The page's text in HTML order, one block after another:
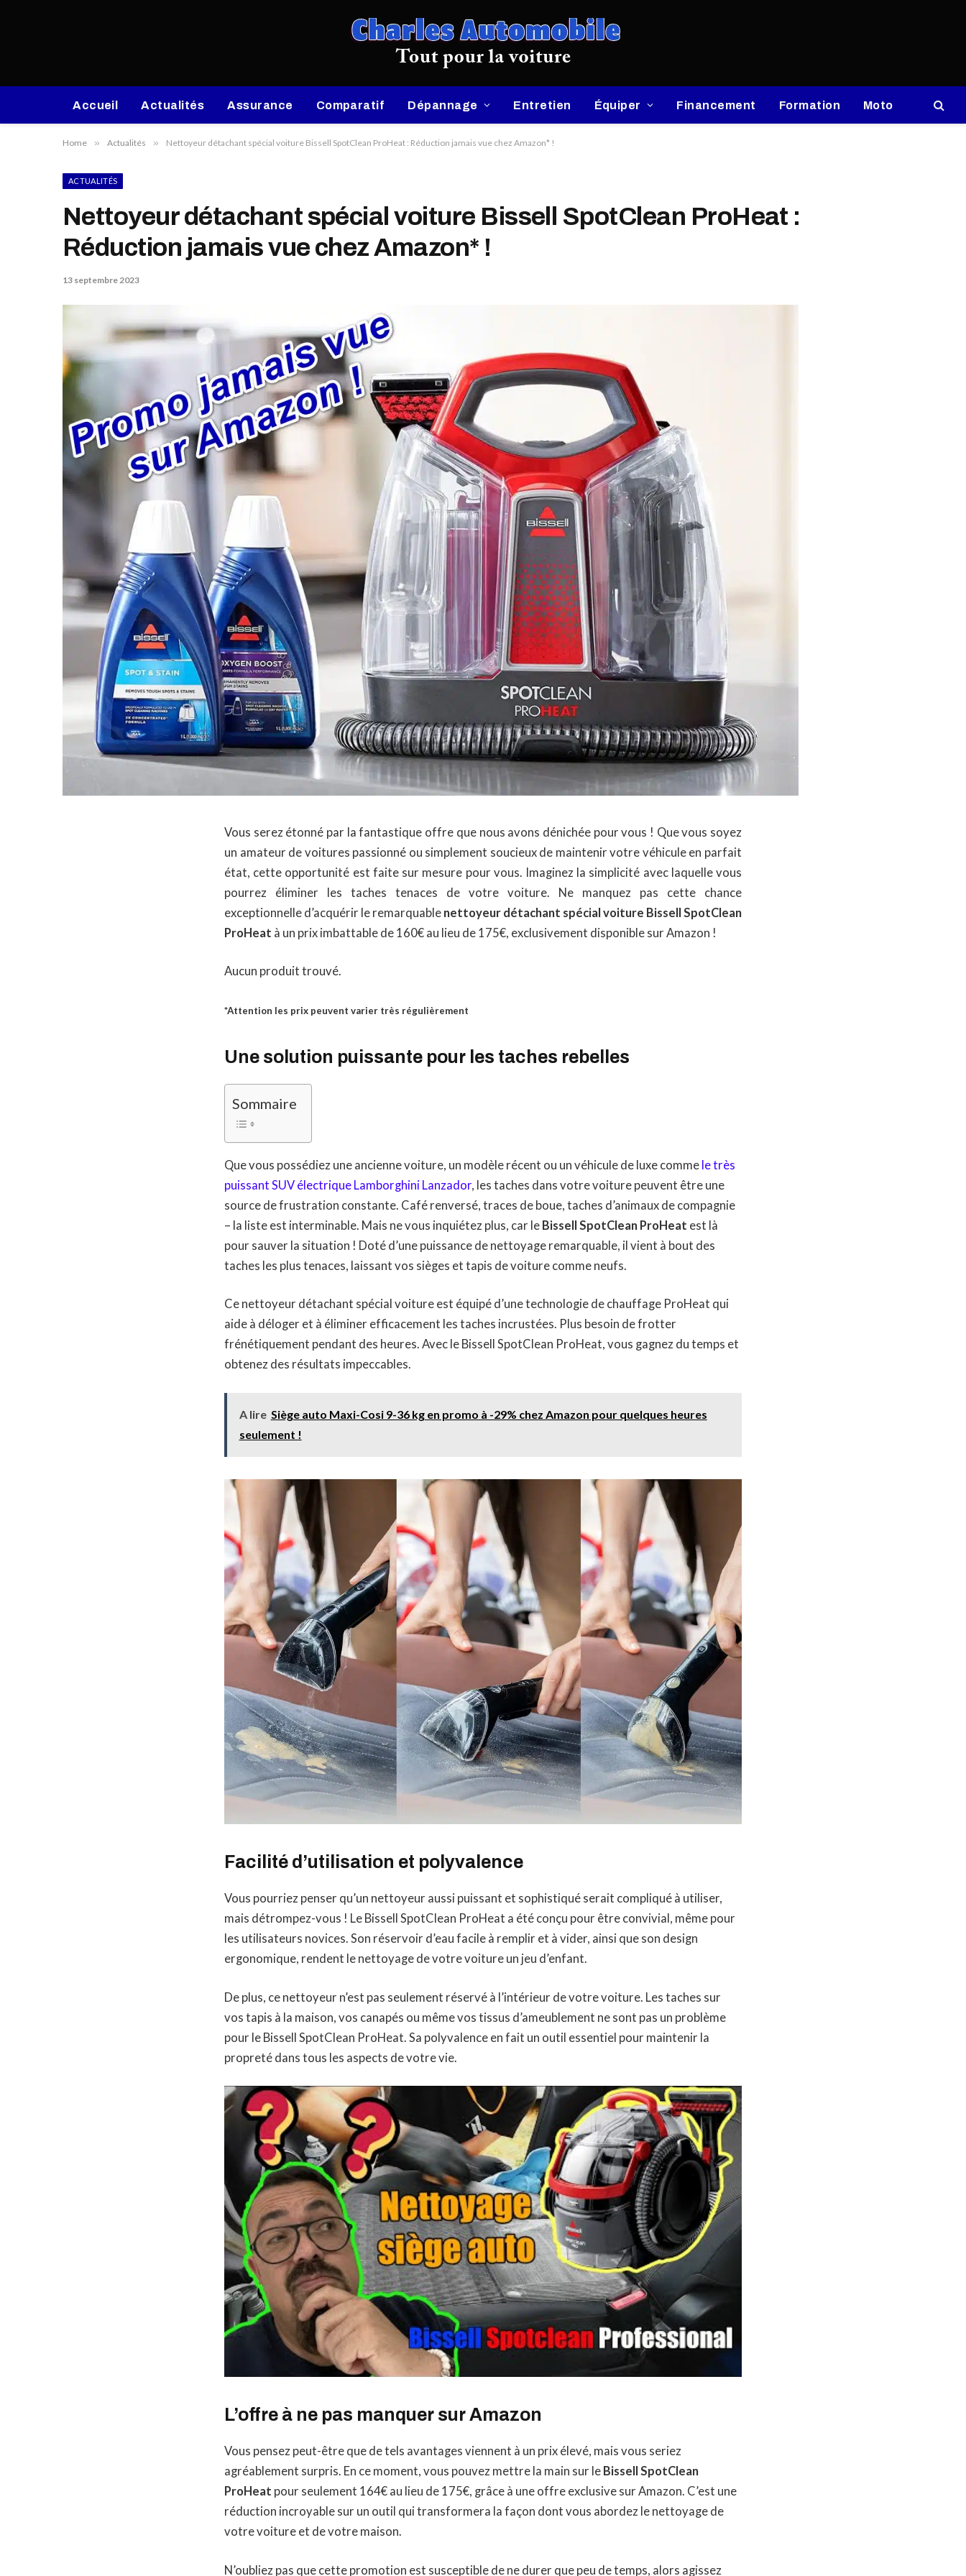
Accueil Actualités Assurance Comparatif Dépannage Entretien Équiper Financement Formation Moto
Home » Actualités » Nettoyeur détachant spécial voiture Bissell SpotClean ProHeat : Réduction jamais vue chez Amazon* !
ACTUALITÉS
Nettoyeur détachant spécial voiture Bissell SpotClean ProHeat :
Réduction jamais vue chez Amazon* !
13 septembre 2023
Vous serez étonné par la fantastique offre que nous avons dénichée pour vous ! Que vous soyez
un amateur de voitures passionné ou simplement soucieux de maintenir votre véhicule en parfait
état, cette opportunité est faite sur mesure pour vous. Imaginez la simplicité avec laquelle vous
pourrez éliminer les taches tenaces de votre voiture. Ne manquez pas cette chance
exceptionnelle d’acquérir le remarquable nettoyeur détachant spécial voiture Bissell SpotClean
ProHeat à un prix imbattable de 160€ au lieu de 175€, exclusivement disponible sur Amazon !
Aucun produit trouvé.
*Attention les prix peuvent varier très régulièrement
Une solution puissante pour les taches rebelles
Sommaire
Que vous possédiez une ancienne voiture, un modèle récent ou un véhicule de luxe comme le très
puissant SUV électrique Lamborghini Lanzador, les taches dans votre voiture peuvent être une
source de frustration constante. Café renversé, traces de boue, taches d’animaux de compagnie
– la liste est interminable. Mais ne vous inquiétez plus, car le Bissell SpotClean ProHeat est là
pour sauver la situation ! Doté d’une puissance de nettoyage remarquable, il vient à bout des
taches les plus tenaces, laissant vos sièges et tapis de voiture comme neufs.
Ce nettoyeur détachant spécial voiture est équipé d’une technologie de chauffage ProHeat qui
aide à déloger et à éliminer efficacement les taches incrustées. Plus besoin de frotter
frénétiquement pendant des heures. Avec le Bissell SpotClean ProHeat, vous gagnez du temps et
obtenez des résultats impeccables.
A lire Siège auto Maxi-Cosi 9-36 kg en promo à -29% chez Amazon pour quelques heures
seulement !
Facilité d’utilisation et polyvalence
Vous pourriez penser qu’un nettoyeur aussi puissant et sophistiqué serait compliqué à utiliser,
mais détrompez-vous ! Le Bissell SpotClean ProHeat a été conçu pour être convivial, même pour
les utilisateurs novices. Son réservoir d’eau facile à remplir et à vider, ainsi que son design
ergonomique, rendent le nettoyage de votre voiture un jeu d’enfant.
De plus, ce nettoyeur n’est pas seulement réservé à l’intérieur de votre voiture. Les taches sur
vos tapis à la maison, vos canapés ou même vos tissus d’ameublement ne sont pas un problème
pour le Bissell SpotClean ProHeat. Sa polyvalence en fait un outil essentiel pour maintenir la
propreté dans tous les aspects de votre vie.
L’offre à ne pas manquer sur Amazon
Vous pensez peut-être que de tels avantages viennent à un prix élevé, mais vous seriez
agréablement surpris. En ce moment, vous pouvez mettre la main sur le Bissell SpotClean
ProHeat pour seulement 164€ au lieu de 175€, grâce à une offre exclusive sur Amazon. C’est une
réduction incroyable sur un outil qui transformera la façon dont vous abordez le nettoyage de
votre voiture et de votre maison.
N’oubliez pas que cette promotion est susceptible de ne durer que peu de temps, alors agissez